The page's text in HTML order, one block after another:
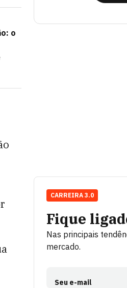
o
Fique
Nas principais
mercado.
Seu e-mail
CARREIRA 3.0